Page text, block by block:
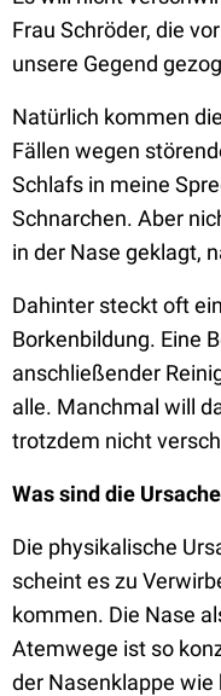
Frau Schröder, die
unsere Gegend
Natürlich kommen
Fällen wegen
Schlafs in meine
Schnarchen. Aber
in der Nase geklagt,
Dahinter steckt oft
Borkenbildung. Eine
anschließender
alle. Manchmal will
trotzdem nicht
Was sind die
Die physikalische
scheint es zu
kommen. Die Nase
Atemwege ist so
der Nasenklappe